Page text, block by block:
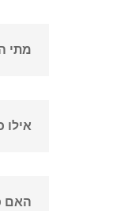
מתי
אילו
האם